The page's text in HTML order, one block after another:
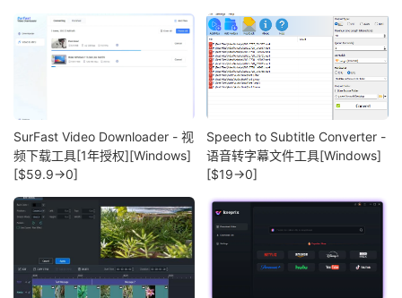
SurFast Video Downloader - 视
频下载工具[1年授权][Windows]
[$59.9→0]
Speech to Subtitle Converter -
语音转字幕文件工具[Windows]
[$19→0]